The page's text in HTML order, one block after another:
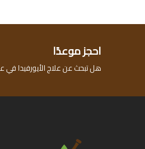
احجز موعدًا
هل تبحث عن علاج الأيورفيدا في